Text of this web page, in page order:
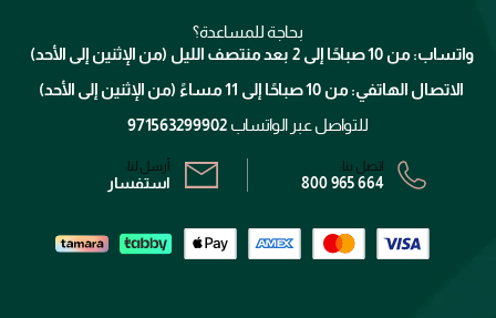
الإرجاع
برنامج الولاء ميوز
الشروط و الأحكام
سياسة الخصوصية
بحاجة للمساعدة؟
واتساب: من 10 صباحًا إلى 2 بعد منتصف الليل (من الإثنين إلى الأحد)
الاتصال الهاتفي: من 10 صباحًا إلى 11 مساءً (من الإثنين إلى الأحد)
للتواصل عبر الواتساب 971563299902
اتصل بنا:
800 965 664
أرسل لنا:
استفسار